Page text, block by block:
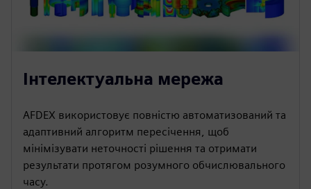
Інтелектуальна мережа
AFDEX використовує повністю автоматизований та
адаптивний алгоритм пересічення, щоб
мінімізувати неточності рішення та отримати
результати протягом розумного обчислювального
часу.